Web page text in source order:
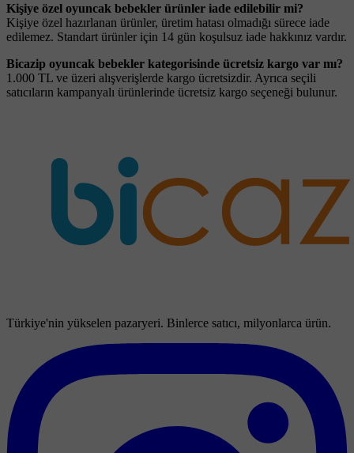
Kişiye özel oyuncak bebekler ürünler iade edilebilir mi?
Kişiye özel hazırlanan ürünler, üretim hatası olmadığı sürece iade
edilemez. Standart ürünler için 14 gün koşulsuz iade hakkınız vardır.
Bicazip oyuncak bebekler kategorisinde ücretsiz kargo var mı?
1.000 TL ve üzeri alışverişlerde kargo ücretsizdir. Ayrıca seçili
satıcıların kampanyalı ürünlerinde ücretsiz kargo seçeneği bulunur.
Türkiye'nin yükselen pazaryeri. Binlerce satıcı, milyonlarca ürün.